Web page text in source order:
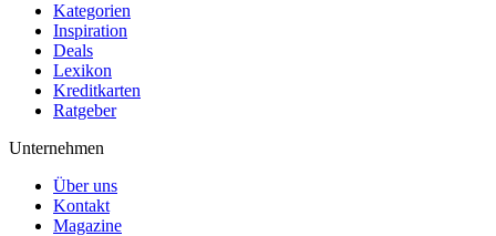
Kategorien
Inspiration
Deals
Lexikon
Kreditkarten
Ratgeber
Unternehmen
Über uns
Kontakt
Magazine